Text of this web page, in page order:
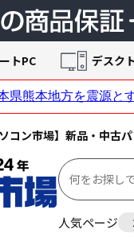
コン市場】新品・中古パ
人気ページ
トPC デスク